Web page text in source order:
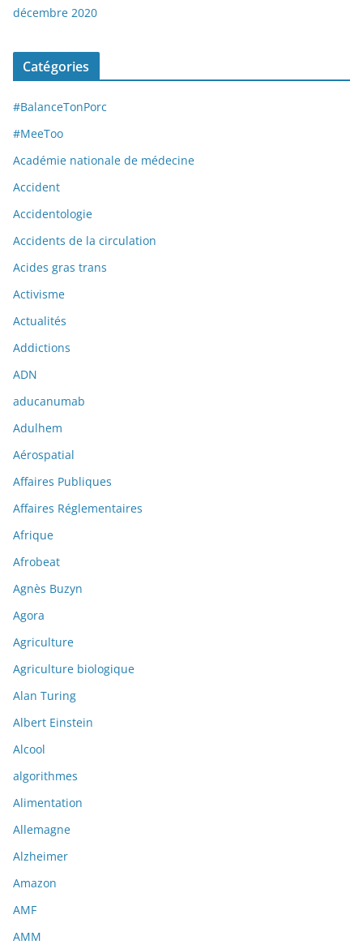
décembre 2020
Catégories
#BalanceTonPorc
#MeeToo
Académie nationale de médecine
Accident
Accidentologie
Accidents de la circulation
Acides gras trans
Activisme
Actualités
Addictions
ADN
aducanumab
Adulhem
Aérospatial
Affaires Publiques
Affaires Réglementaires
Afrique
Afrobeat
Agnès Buzyn
Agora
Agriculture
Agriculture biologique
Alan Turing
Albert Einstein
Alcool
algorithmes
Alimentation
Allemagne
Alzheimer
Amazon
AMF
AMM